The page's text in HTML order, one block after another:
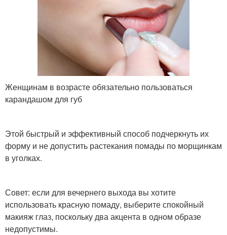
Женщинам в возрасте обязательно пользоваться
карандашом для губ
Этой быстрый и эффективный способ подчеркнуть их
форму и не допустить растекания помады по морщинкам
в уголках.
Совет: если для вечернего выхода вы хотите
использовать красную помаду, выберите спокойный
макияж глаз, поскольку два акцента в одном образе
недопустимы.